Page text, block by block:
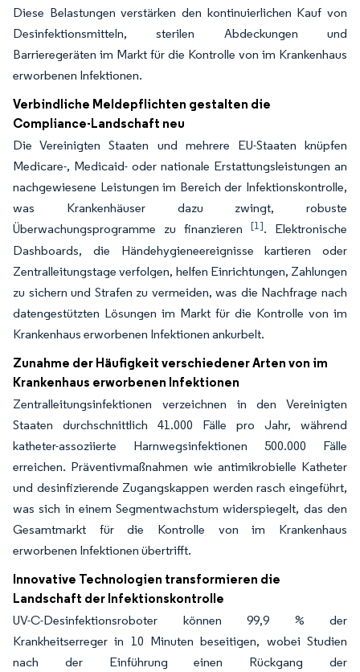
Diese Belastungen verstärken den kontinuierlichen Kauf von
Desinfektionsmitteln, sterilen Abdeckungen und
Barrieregeräten im Markt für die Kontrolle von im Krankenhaus
erworbenen Infektionen.
Verbindliche Meldepflichten gestalten die
Compliance-Landschaft neu
Die Vereinigten Staaten und mehrere EU-Staaten knüpfen
Medicare-, Medicaid- oder nationale Erstattungsleistungen an
nachgewiesene Leistungen im Bereich der Infektionskontrolle,
was Krankenhäuser dazu zwingt, robuste
Überwachungsprogramme zu finanzieren [1]. Elektronische
Dashboards, die Händehygieneereignisse kartieren oder
Zentralleitungstage verfolgen, helfen Einrichtungen, Zahlungen
zu sichern und Strafen zu vermeiden, was die Nachfrage nach
datengestützten Lösungen im Markt für die Kontrolle von im
Krankenhaus erworbenen Infektionen ankurbelt.
Zunahme der Häufigkeit verschiedener Arten von im
Krankenhaus erworbenen Infektionen
Zentralleitungsinfektionen verzeichnen in den Vereinigten
Staaten durchschnittlich 41.000 Fälle pro Jahr, während
katheter-assoziierte Harnwegsinfektionen 500.000 Fälle
erreichen. Präventivmaßnahmen wie antimikrobielle Katheter
und desinfizierende Zugangskappen werden rasch eingeführt,
was sich in einem Segmentwachstum widerspiegelt, das den
Gesamtmarkt für die Kontrolle von im Krankenhaus
erworbenen Infektionen übertrifft.
Innovative Technologien transformieren die
Landschaft der Infektionskontrolle
UV-C-Desinfektionsroboter können 99,9 % der
Krankheitserreger in 10 Minuten beseitigen, wobei Studien
nach der Einführung einen Rückgang der